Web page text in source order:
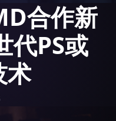
合作新
代PS或
术